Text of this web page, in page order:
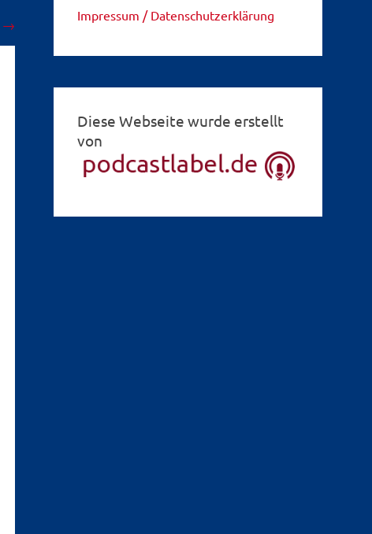
→
Impressum / Datenschutzerklärung
Diese Webseite wurde erstellt
von